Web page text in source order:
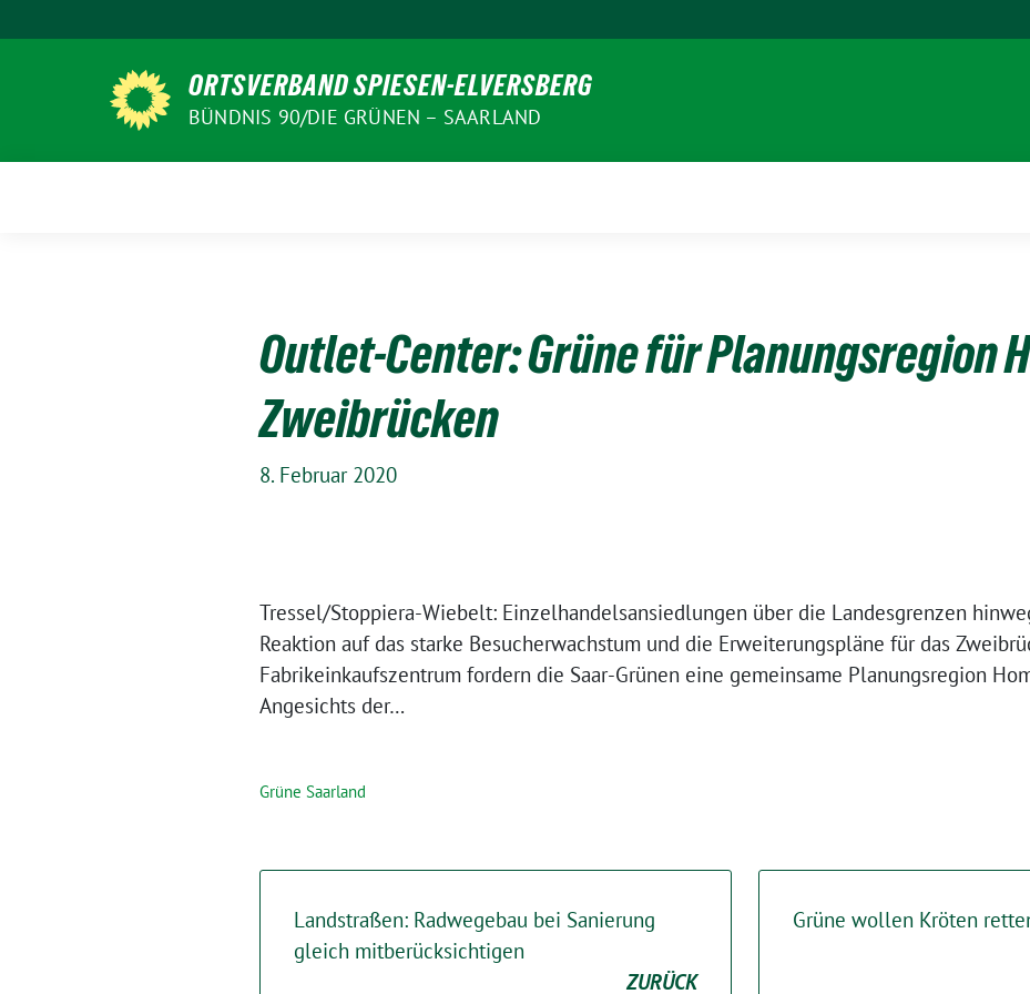
zum
ORTSVERBAND SPIESEN-ELVERSBERG
BÜNDNIS 90/DIE GRÜNEN – SAARLAND
Outlet-Center: Grüne für Planungsregion
Zweibrücken
8. Februar 2020
Tressel/Stoppiera-Wiebelt: Einzelhandelsansiedlungen über die Landesgrenzen
Reaktion auf das starke Besucherwachstum und die Erweiterungspläne für das
Fabrikeinkaufszentrum fordern die Saar-Grünen eine gemeinsame Planungsregion
Angesichts der…
Grüne Saarland
Landstraßen: Radwegebau bei Sanierung
gleich mitberücksichtigen
ZURÜCK
Grüne wollen Kröten